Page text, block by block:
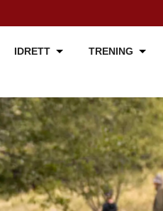
IDRETT TRENING